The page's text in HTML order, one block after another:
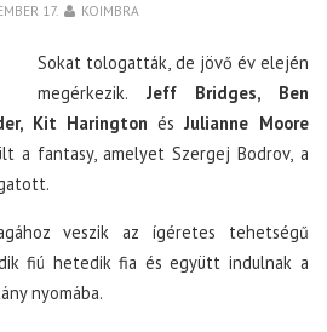
17. KOIMBRA
Sokat tologatták, de jövő év elején
megérkezik. Jeff Bridges, Ben
Kit Harington ésJulianne Moore
a fantasy, amelyet Szergej Bodrov, a
veszik az ígéretes tehetségű
fiú hetedik fia és együtt indulnak a
nyomába.